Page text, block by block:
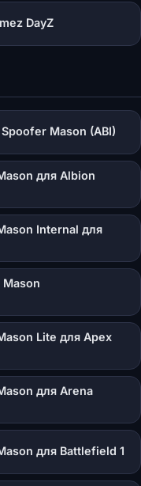
DayZ
Mason (ABI)
для Albion
Internal для
Mason
Lite для Apex
для Arena
для Battlefield 1